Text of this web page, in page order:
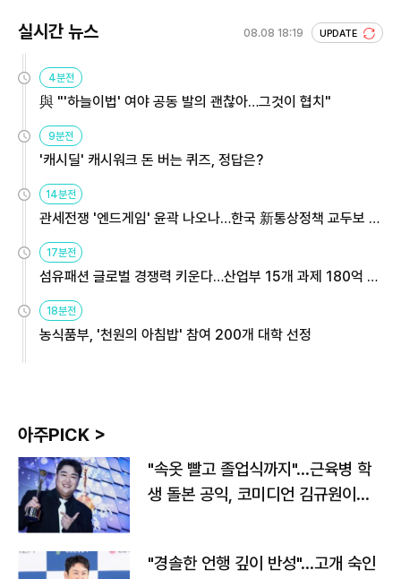
실시간 뉴스 08.08 18:19 UPDATE
4분전
與 "'하늘이법' 여야 공동 발의 괜찮아…그것이 협치"
9분전
'캐시딜' 캐시워크 돈 버는 퀴즈, 정답은?
14분전
관세전쟁 '엔드게임' 윤곽 나오나…한국 新통상정책 교두보 활
17분전
섬유패션 글로벌 경쟁력 키운다…산업부 15개 과제 180억 지
18분전
농식품부, '천원의 아침밥' 참여 200개 대학 선정
아주PICK >
"속옷 빨고 졸업식까지"…근육병 학
생 돌본 공익, 코미디언 김규원이었
"경솔한 언행 깊이 반성"…고개 숙인